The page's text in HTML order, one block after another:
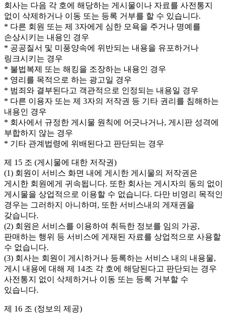
회사는 다음 각 호에 해당하는 게시물이나 자료를 사전통지
없이 삭제하거나 이동 또는 등록 거부를 할 수 있습니다.
* 다른 회원 또는 제 3자에게 심한 모욕을 주거나 명예를
손상시키는 내용인 경우
* 공공질서 및 미풍양속에 위반되는 내용을 유포하거나
링크시키는 경우
* 불법복제 또는 해킹을 조장하는 내용인 경우
* 영리를 목적으로 하는 광고일 경우
* 범죄와 결부된다고 객관적으로 인정되는 내용일 경우
* 다른 이용자 또는 제 3자의 저작권 등 기타 권리를 침해하는
내용인 경우
* 회사에서 규정한 게시물 원칙에 어긋나거나, 게시판 성격에
부합하지 않는 경우
* 기타 관계법령에 위배된다고 판단되는 경우
제 15 조 (게시물에 대한 저작권)
(1) 회원이 서비스 화면 내에 게시한 게시물의 저작권은
게시한 회원에게 귀속됩니다. 또한 회사는 게시자의 동의 없이
게시물을 상업적으로 이용할 수 없습니다. 다만 비영리 목적인
경우는 그러하지 아니하며, 또한 서비스내의 게재권을
갖습니다.
(2) 회원은 서비스를 이용하여 취득한 정보를 임의 가공,
판매하는 행위 등 서비스에 게재된 자료를 상업적으로 사용할
수 없습니다.
(3) 회사는 회원이 게시하거나 등록하는 서비스 내의 내용물,
게시 내용에 대해 제 14조 각 호에 해당된다고 판단되는 경우
사전통지 없이 삭제하거나 이동 또는 등록 거부할 수
있습니다.
제 16 조 (정보의 제공)